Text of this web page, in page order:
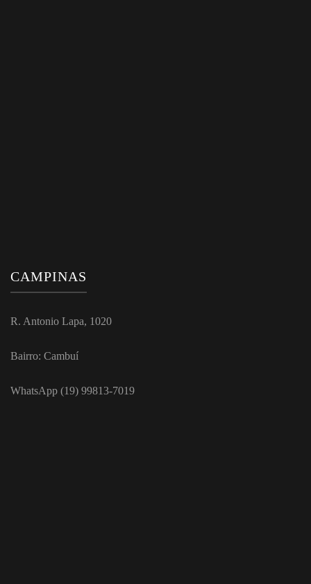
CAMPINAS
R. Antonio Lapa, 1020
Bairro: Cambuí
WhatsApp (19) 99813-7019